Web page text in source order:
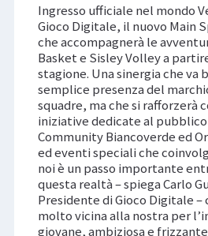
Ingresso ufficiale nel mondo
Gioco Digitale, il nuovo Main
che accompagnerà le
Basket e Sisley Volley a
stagione. Una sinergia che va
semplice presenza del
squadre, ma che si rafforzerà
iniziative dedicate al
Community Biancoverde ed
ed eventi speciali che
noi è un passo importante
questa realtà – spiega Carlo
Presidente di Gioco Digitale –
molto vicina alla nostra per
giovane, ambiziosa e